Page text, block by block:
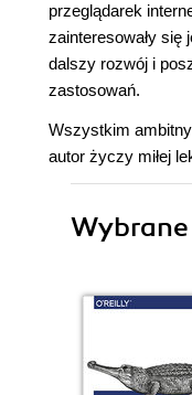
przeglądarek
zainteresowały się
dalszy rozwój i
zastosowań.
Wszystkim
autor życzy miłej